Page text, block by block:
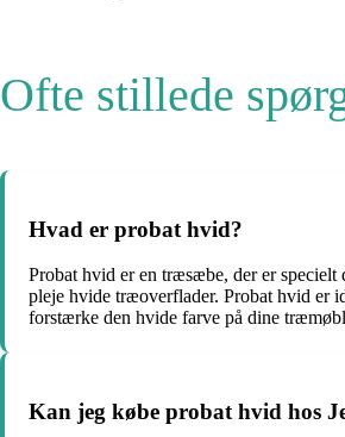
Ofte stillede
Hvad er probat hvid?
Probat hvid er en træsæbe, der er specielt
pleje hvide træoverflader. Probat hvid er
forstærke den hvide farve på dine
Kan jeg købe probat hvid hos